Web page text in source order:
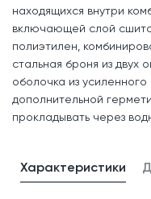
находящихся внутри
включающей слой
полиэтилен,
стальная броня из двух
оболочка из
дополнительной
прокладывать через
Характеристики